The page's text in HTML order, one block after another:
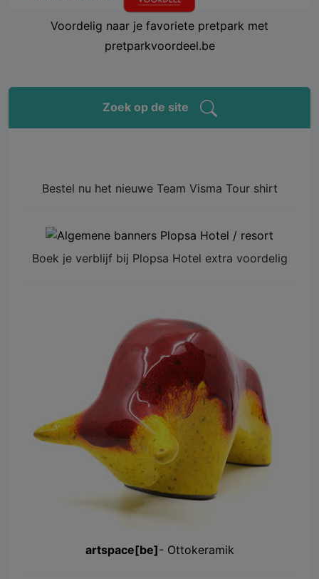
Voordelig naar je favoriete pretpark met
pretparkvoordeel.be
Zoek op de site
Bestel nu het nieuwe Team Visma Tour shirt
Boek je verblijf bij Plopsa Hotel extra voordelig
artspace[be]- Ottokeramik